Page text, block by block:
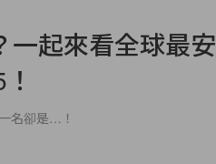
一起來看全球最安
名卻是…！